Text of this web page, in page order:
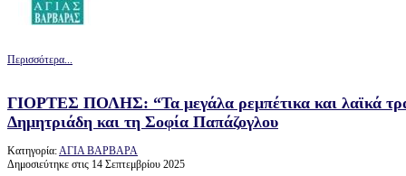
Περισσότερα...
ΓΙΟΡΤΕΣ ΠΟΛΗΣ: “Τα μεγάλα ρεμπέτικα και λαϊκά
Δημητριάδη και τη Σοφία Παπάζογλου
Κατηγορία:ΑΓΙΑ ΒΑΡΒΑΡΑ
Δημοσιεύτηκε στις 14 Σεπτεμβρίου 2025